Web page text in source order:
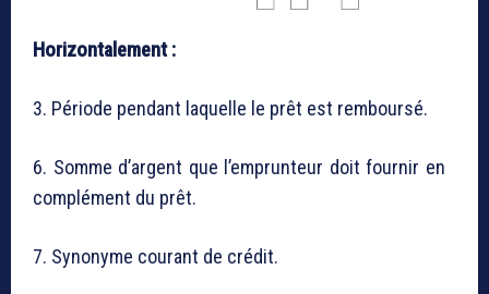
Horizontalement :
3. Période pendant laquelle le prêt est remboursé.
6. Somme d’argent que l’emprunteur doit fournir en
complément du prêt.
7. Synonyme courant de crédit.